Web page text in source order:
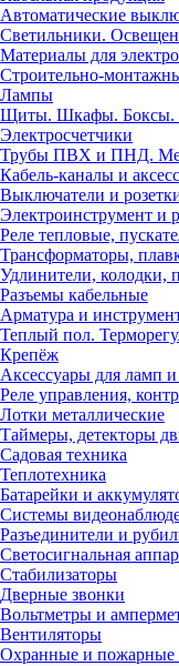
Автоматические
Светильники.
Материалы для
Строительно-
Лампы
Щиты. Шкафы. Боксы.
Электросчетчики
Трубы ПВХ и ПНД.
Кабель-каналы и
Выключатели и
Электроинструмент и
Реле тепловые,
Трансформаторы,
Удлинители, колодки,
Разъемы кабельные
Арматура и
Теплый пол.
Крепёж
Аксессуары для ламп и
Реле управления,
Лотки металлические
Таймеры, детекторы
Садовая техника
Теплотехника
Батарейки и
Системы
Разъединители и
Светосигнальная
Стабилизаторы
Дверные звонки
Вольтметры и
Вентиляторы
Охранные и пожарные